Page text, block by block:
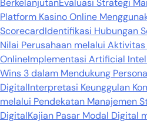
BerkelanjutanEvaluasi Strategi
Platform Kasino Online
ScorecardIdentifikasi Hubungan
Nilai Perusahaan melalui Aktivitas
OnlineImplementasi Artificial
Wins 3 dalam Mendukung
DigitalInterpretasi Keunggulan
melalui Pendekatan Manajemen
DigitalKajian Pasar Modal Digital